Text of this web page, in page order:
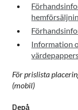
Information
För prislista
(mobil)
Depå